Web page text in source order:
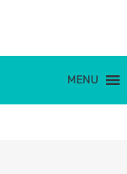
MENU